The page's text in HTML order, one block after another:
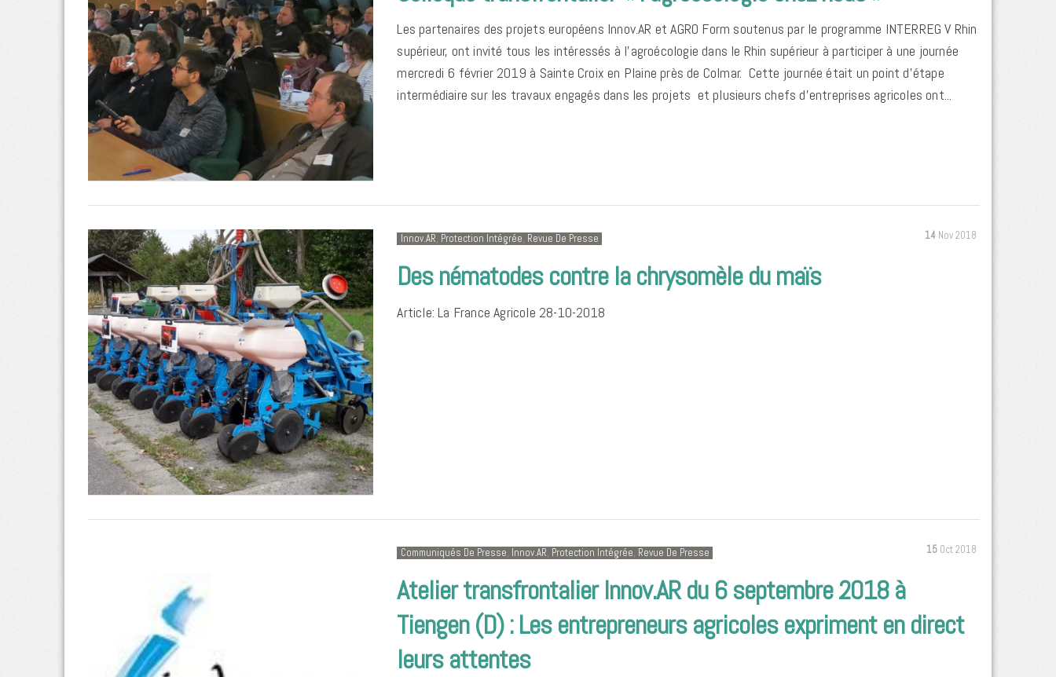
Les partenaires des projets européens Innov.AR et AGRO Form soutenus par le programme INTERREG V Rhin
supérieur, ont invité tous les intéressés à l’agroécologie dans le Rhin supérieur à participer à une journée
mercredi 6 février 2019 à Sainte Croix en Plaine près de Colmar. Cette journée était un point d’étape
intermédiaire sur les travaux engagés dans les projets et plusieurs chefs d’entreprises agricoles ont...
14 Nov 2018
Innov.AR, Protection Intégrée, Revue De Presse
Des nématodes contre la chrysomèle du maïs
Article: La France Agricole 28-10-2018
15 Oct 2018
Communiqués De Presse, Innov.AR, Protection Intégrée, Revue De Presse
Atelier transfrontalier Innov.AR du 6 septembre 2018 à
Tiengen (D) : Les entrepreneurs agricoles expriment en direct
leurs attentes